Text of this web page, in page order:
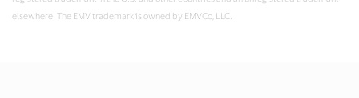
elsewhere. The EMV trademark is owned by EMVCo, LLC.